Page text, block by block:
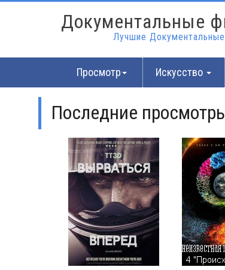
Документальные
Лучшие
Просмотр Искусство
Последние